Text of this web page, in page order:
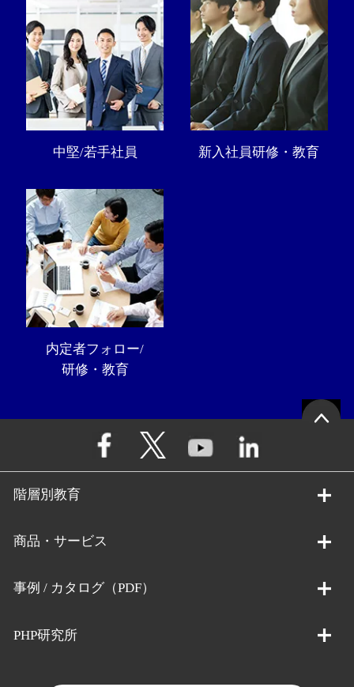
中堅/若手社員 新入社員研修・教育
内定者フォロー/
研修・教育
階層別教育
商品・サービス
事例 / カタログ（PDF）
PHP研究所